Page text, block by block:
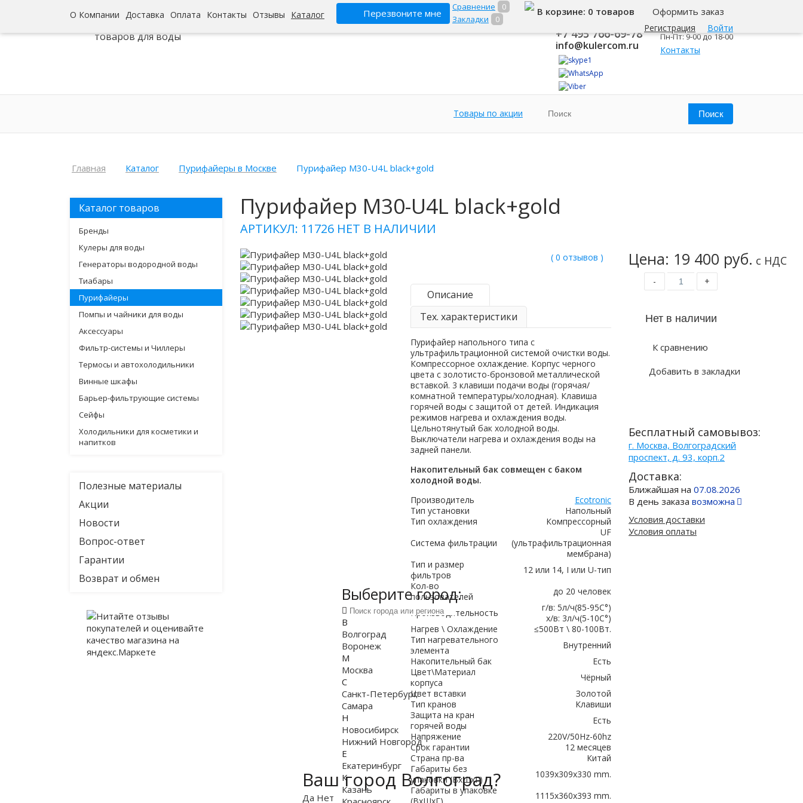
О Компании Доставка Оплата Контакты Отзывы Каталог Перезвоните мне
Сравнение
0
Закладки
0
Регистрация Войти
В корзине: 0 товаров Оформить заказ
Интернет-гипермаркет
товаров для воды
8 800 500-345-1
+7 495 766-69-78
info@kulercom.ru
Москва
Пн-Пт: 9-00 до 18-00
Контакты
Товары по акции
Главная Каталог Пурифайеры в Москве Пурифайер M30-U4L black+gold
Каталог товаров
Бренды
Кулеры для воды
Генераторы водородной воды
Тиабары
Пурифайеры
Помпы и чайники для воды
Аксессуары
Фильтр-системы и Чиллеры
Термосы и автохолодильники
Винные шкафы
Барьер-фильтрующие системы
Сейфы
Холодильники для косметики и
напитков
Полезные материалы
Акции
Новости
Вопрос-ответ
Гарантии
Возврат и обмен
Пурифайер M30-U4L black+gold
АРТИКУЛ: 11726 НЕТ В НАЛИЧИИ
Цена: 19 400 руб. с НДС
- +
К сравнению
Добавить в закладки
Бесплатный самовывоз:
г. Москва, Волгоградский
проспект, д. 93, корп.2
Доставка:
Ближайшая на 07.08.2026
В день заказа возможна
Условия доставки
Условия оплаты
( 0 отзывов )
Описание
Тех. характеристики
Пурифайер напольного типа с
ультрафильтрационной системой очистки воды.
Компрессорное охлаждение. Корпус черного
цвета с золотисто-бронзовой металлической
вставкой. 3 клавиши подачи воды (горячая/
комнатной температуры/холодная). Клавиша
горячей воды с защитой от детей. Индикация
режимов нагрева и охлаждения воды.
Цельнотянутый бак холодной воды.
Выключатели нагрева и охлаждения воды на
задней панели.
Накопительный бак совмещен с баком
холодной воды.
Производитель
Ecotronic
Тип установки
Напольный
Тип охлаждения
Компрессорный
Система фильтрации
UF
(ультрафильтрационная
мембрана)
Тип и размер
фильтров
12 или 14, I или U-тип
Кол-во
пользователей
до 20 человек
Производительность
г/в: 5л/ч(85-95C°)
х/в: 3л/ч(5-10C°)
Нагрев \ Охлаждение
≤500Вт \ 80-100Вт.
Тип нагревательного
элемента
Внутренний
Накопительный бак
Есть
Цвет\Материал
корпуса
Чёрный
Цвет вставки
Золотой
Тип кранов
Клавиши
Защита на кран
горячей воды
Есть
Напряжение
220V/50Hz-60hz
Срок гарантии
12 месяцев
Страна пр-ва
Китай
Габариты без
упаковки (ВxШxГ)
1039x309x330 mm.
Габариты в упаковке
1115x360x393 mm.
Ваш город Волгоград?
Да Нет
Выберите город:
В
Волгоград
Воронеж
М
Москва
С
Санкт-Петербург
Самара
Н
Новосибирск
Нижний Новгород
Е
Екатеринбург
К
Казань